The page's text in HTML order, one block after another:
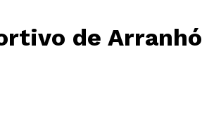
de Arranhó